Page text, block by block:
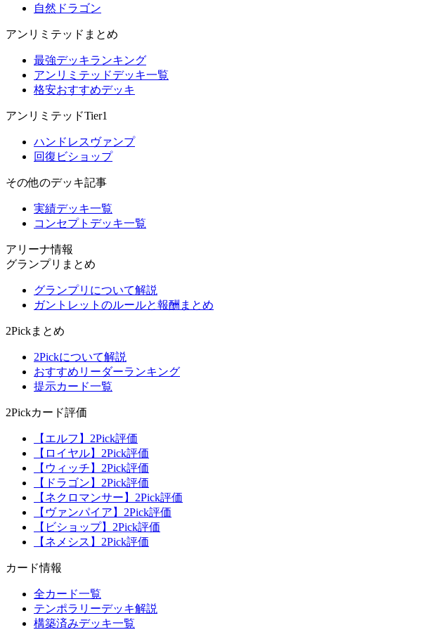
自然ドラゴン
アンリミテッドまとめ
最強デッキランキング
アンリミテッドデッキ一覧
格安おすすめデッキ
アンリミテッドTier1
ハンドレスヴァンプ
回復ビショップ
その他のデッキ記事
実績デッキ一覧
コンセプトデッキ一覧
アリーナ情報
グランプリまとめ
グランプリについて解説
ガントレットのルールと報酬まとめ
2Pickまとめ
2Pickについて解説
おすすめリーダーランキング
提示カード一覧
2Pickカード評価
【エルフ】2Pick評価
【ロイヤル】2Pick評価
【ウィッチ】2Pick評価
【ドラゴン】2Pick評価
【ネクロマンサー】2Pick評価
【ヴァンパイア】2Pick評価
【ビショップ】2Pick評価
【ネメシス】2Pick評価
カード情報
全カード一覧
テンポラリーデッキ解説
構築済みデッキ一覧